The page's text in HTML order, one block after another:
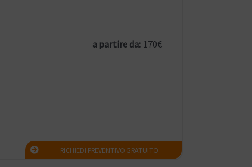
a partire da: 170€
RICHIEDI PREVENTIVO GRATUITO